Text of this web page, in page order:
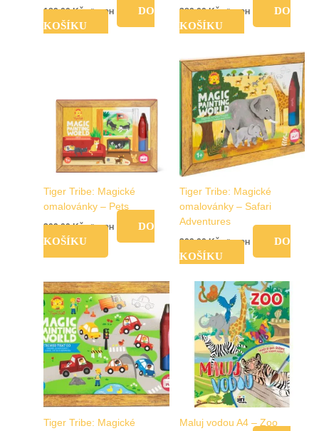
189,00Kč vč. DPH
DO
KOŠÍKU
389,00Kč vč. DPH
DO
KOŠÍKU
Tiger Tribe: Magické
omalovánky – Pets
209,00Kč vč. DPH
DO
KOŠÍKU
Tiger Tribe: Magické
omalovánky – Safari
Adventures
209,00Kč vč. DPH
DO
KOŠÍKU
Tiger Tribe: Magické
Maluj vodou A4 – Zoo